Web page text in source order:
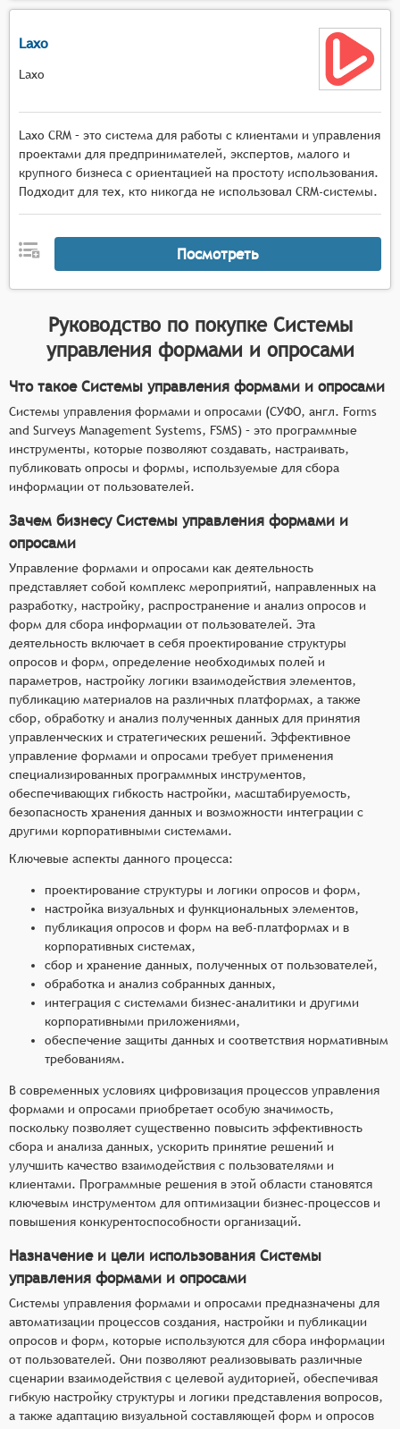
Laxo
Laxo
Laxo CRM – это система для работы с клиентами и управления
проектами для предпринимателей, экспертов, малого и
крупного бизнеса с ориентацией на простоту использования.
Подходит для тех, кто никогда не использовал CRM-системы.
Посмотреть
Руководство по покупке Системы
управления формами и опросами
Что такое Системы управления формами и опросами
Системы управления формами и опросами (СУФО, англ. Forms
and Surveys Management Systems, FSMS) – это программные
инструменты, которые позволяют создавать, настраивать,
публиковать опросы и формы, используемые для сбора
информации от пользователей.
Зачем бизнесу Системы управления формами и
опросами
Управление формами и опросами как деятельность
представляет собой комплекс мероприятий, направленных на
разработку, настройку, распространение и анализ опросов и
форм для сбора информации от пользователей. Эта
деятельность включает в себя проектирование структуры
опросов и форм, определение необходимых полей и
параметров, настройку логики взаимодействия элементов,
публикацию материалов на различных платформах, а также
сбор, обработку и анализ полученных данных для принятия
управленческих и стратегических решений. Эффективное
управление формами и опросами требует применения
специализированных программных инструментов,
обеспечивающих гибкость настройки, масштабируемость,
безопасность хранения данных и возможности интеграции с
другими корпоративными системами.
Ключевые аспекты данного процесса:
проектирование структуры и логики опросов и форм,
настройка визуальных и функциональных элементов,
публикация опросов и форм на веб-платформах и в
корпоративных системах,
сбор и хранение данных, полученных от пользователей,
обработка и анализ собранных данных,
интеграция с системами бизнес-аналитики и другими
корпоративными приложениями,
обеспечение защиты данных и соответствия нормативным
требованиям.
В современных условиях цифровизация процессов управления
формами и опросами приобретает особую значимость,
поскольку позволяет существенно повысить эффективность
сбора и анализа данных, ускорить принятие решений и
улучшить качество взаимодействия с пользователями и
клиентами. Программные решения в этой области становятся
ключевым инструментом для оптимизации бизнес-процессов и
повышения конкурентоспособности организаций.
Назначение и цели использования Системы
управления формами и опросами
Системы управления формами и опросами предназначены для
автоматизации процессов создания, настройки и публикации
опросов и форм, которые используются для сбора информации
от пользователей. Они позволяют реализовывать различные
сценарии взаимодействия с целевой аудиторией, обеспечивая
гибкую настройку структуры и логики представления вопросов,
а также адаптацию визуальной составляющей форм и опросов